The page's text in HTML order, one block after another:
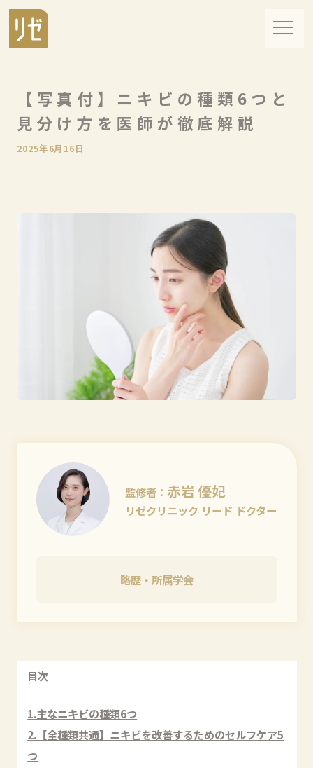
【写真付】ニキビの種類6つと
見分け方を医師が徹底解説
2025年6月16日
監修者：赤岩 優妃
リゼクリニック リード ドクター
略歴・所属学会
目次
1.主なニキビの種類6つ
2.【全種類共通】ニキビを改善するためのセルフケア5
つ